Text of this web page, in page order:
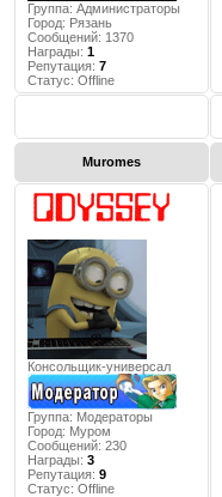
Группа: Администраторы
Город: Рязань
Сообщений: 1370
Награды: 1
Репутация: 7
Статус: Offline
Muromes
Консольщик-универсал
Группа: Модераторы
Город: Муром
Сообщений: 230
Награды: 3
Репутация: 9
Статус: Offline